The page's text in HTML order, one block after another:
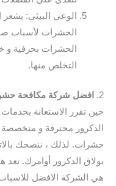
الوعي البيئي:
الحشرات لأسباب
الحشرات بحرفية و
التخلص منها.
2.
افضل شركة مكافحة
حين تقرر الاستعانة
الدكرور محترفة و
حشرات. لذلك ، ننصحك
بولاق الدكرور أوامرك.
هي الشركة الافضل للاسباب